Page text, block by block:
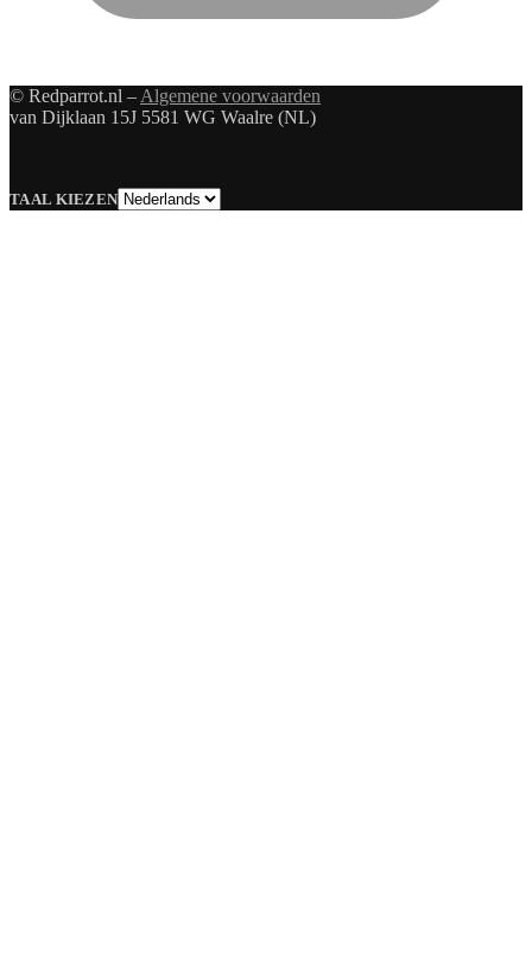
© Redparrot.nl – Algemene voorwaarden
van Dijklaan 15J 5581 WG Waalre (NL)
TAAL KIEZENTaal